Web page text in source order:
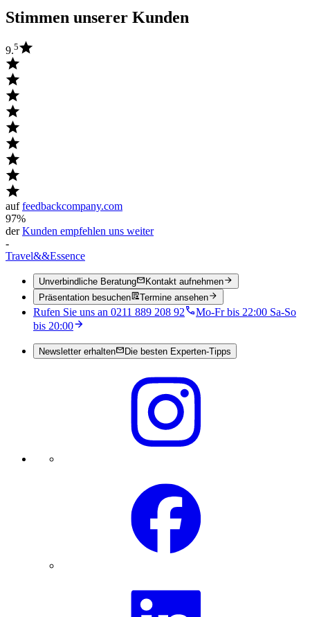
Stimmen unserer Kunden
9.5
auffeedbackcompany.com
97%
derKunden empfehlen uns weiter
-
Travel&&Essence
Unverbindliche Beratung
Kontakt aufnehmen
Präsentation besuchen
Termine ansehen
Rufen Sie uns an 0211 889 208 92
Mo-Fr bis 22:00 Sa-So
bis 20:00
Newsletter erhalten Die besten Experten-Tipps